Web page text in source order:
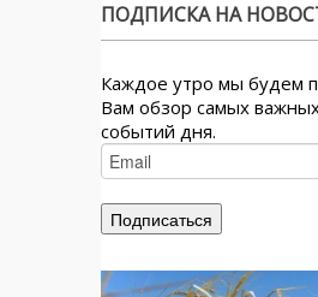
ПОДПИСКА НА
Каждое утро мы будем
Вам обзор самых
событий дня.